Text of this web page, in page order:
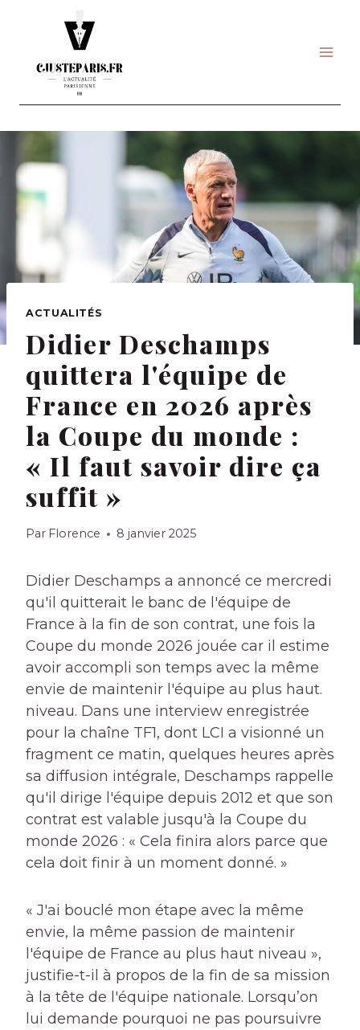
ACTUALITÉS
Didier Deschamps
quittera l'équipe de
France en 2026 après
la Coupe du monde :
« Il faut savoir dire ça
suffit »
Par Florence 8 janvier 2025
Didier Deschamps a annoncé ce mercredi
qu'il quitterait le banc de l'équipe de
France à la fin de son contrat, une fois la
Coupe du monde 2026 jouée car il estime
avoir accompli son temps avec la même
envie de maintenir l'équipe au plus haut.
niveau. Dans une interview enregistrée
pour la chaîne TF1, dont LCI a visionné un
fragment ce matin, quelques heures après
sa diffusion intégrale, Deschamps rappelle
qu'il dirige l'équipe depuis 2012 et que son
contrat est valable jusqu'à la Coupe du
monde 2026 : « Cela finira alors parce que
cela doit finir à un moment donné. »
« J'ai bouclé mon étape avec la même
envie, la même passion de maintenir
l'équipe de France au plus haut niveau »,
justifie-t-il à propos de la fin de sa mission
à la tête de l'équipe nationale. Lorsqu’on
lui demande pourquoi ne pas poursuivre